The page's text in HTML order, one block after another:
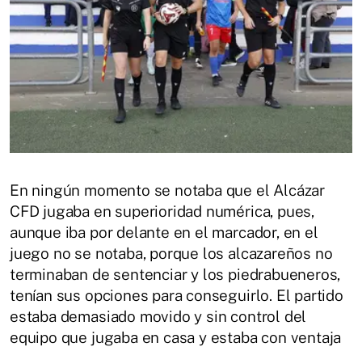
En ningún momento se notaba que el Alcázar
CFD jugaba en superioridad numérica, pues,
aunque iba por delante en el marcador, en el
juego no se notaba, porque los alcazareños no
terminaban de sentenciar y los piedrabueneros,
tenían sus opciones para conseguirlo. El partido
estaba demasiado movido y sin control del
equipo que jugaba en casa y estaba con ventaja